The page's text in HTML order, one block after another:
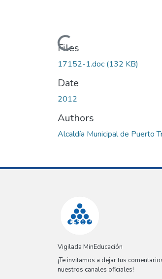
Loading...
Files
17152-1.doc (132 KB)
Date
2012
Authors
Alcaldía Municipal de Puerto
Vigilada MinEducación
¡Te invitamos a dejar tus
nuestros canales oficiales!